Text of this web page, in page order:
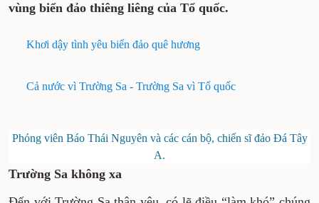
vùng biển đảo thiêng liêng của Tổ quốc.
Khơi dậy tình yêu biển đảo quê hương
Cả nước vì Trường Sa - Trường Sa vì Tổ quốc
Phóng viên Báo Thái Nguyên và các cán bộ, chiến sĩ đảo Đá Tây
A.
Trường Sa không xa